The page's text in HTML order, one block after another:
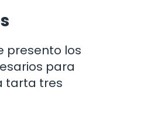
presento los
para
tarta tres